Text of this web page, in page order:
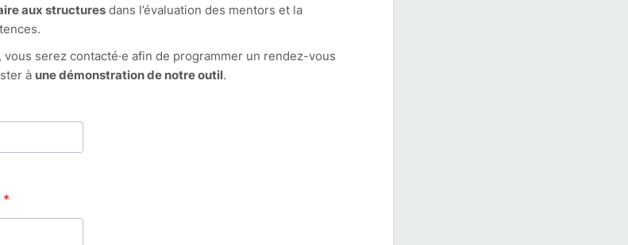
aux structures dans l’évaluation des mentors et la
serez contacté·e afin de programmer un rendez-vous
à une démonstration de notre outil.
*